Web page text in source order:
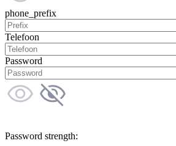
phone_prefix
Telefoon
Password
Password strength: